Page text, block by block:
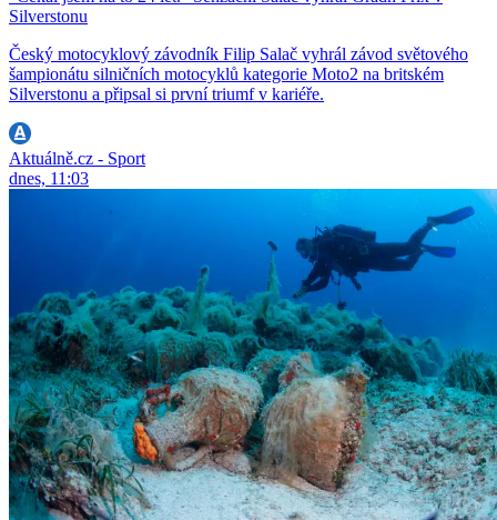
Silverstonu
Český motocyklový závodník Filip Salač vyhrál závod světového
šampionátu silničních motocyklů kategorie Moto2 na britském
Silverstonu a připsal si první triumf v kariéře.
Aktuálně.cz - Sport
dnes, 11:03